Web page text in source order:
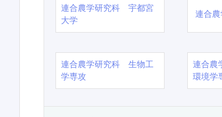
連合農学研究科 宇都宮
大学
連合
連合農学研究科 生物工
学専攻
連合農
環境学